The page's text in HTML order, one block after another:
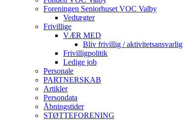
Foreningen Seniorhuset VOC Valby
Vedtægter
Frivillige
VÆR MED
Bliv frivillig / aktivitetsansvarlig
Frivilligpolitik
Ledige job
Personale
PARTNERSKAB
Artikler
Persondata
Åbningstider
STØTTEFORENING